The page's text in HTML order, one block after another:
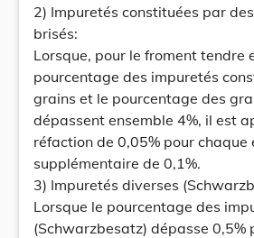
2) Impuretés constituées par
brisés:
Lorsque, pour le froment tendre
pourcentage des impuretés
grains et le pourcentage des
dépassent ensemble 4%, il est
réfaction de 0,05% pour chaque
supplémentaire de 0,1%.
3) Impuretés diverses
Lorsque le pourcentage des
(Schwarzbesatz) dépasse 0,5%